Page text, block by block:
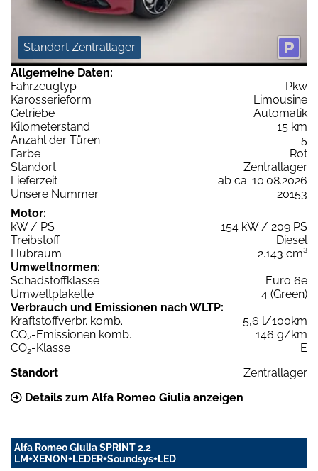
Standort Zentrallager
Allgemeine Daten:
Fahrzeugtyp
Pkw
Karosserieform
Limousine
Getriebe
Automatik
Kilometerstand
15 km
Anzahl der Türen
5
Farbe
Rot
Standort
Zentrallager
Lieferzeit
ab ca. 10.08.2026
Unsere Nummer
20153
Motor:
kW / PS
154 kW / 209 PS
Treibstoff
Diesel
Hubraum
2.143 cm³
Umweltnormen:
Schadstoffklasse
Euro 6e
Umweltplakette
4 (Green)
Verbrauch und Emissionen nach WLTP:
Kraftstoffverbr. komb.
5,6 l/100km
CO2-Emissionen komb.
146 g/km
CO2-Klasse
E
Standort
Zentrallager
Details zum Alfa Romeo Giulia anzeigen
Alfa Romeo Giulia SPRINT 2.2
LM+XENON+LEDER+Soundsys+LED